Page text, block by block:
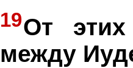
19От
между